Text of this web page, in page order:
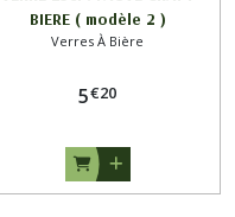
BIERE ( modèle 2 )
Verres À Bière
5€20